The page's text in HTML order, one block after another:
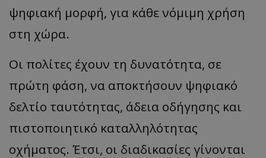
ψηφιακή μορφή, για κάθε νόμιμη χρήση
στη χώρα.
Οι πολίτες έχουν τη δυνατότητα, σε
πρώτη φάση, να αποκτήσουν ψηφιακό
δελτίο ταυτότητας, άδεια οδήγησης και
πιστοποιητικό καταλληλότητας
οχήματος. Έτσι, οι διαδικασίες γίνονται